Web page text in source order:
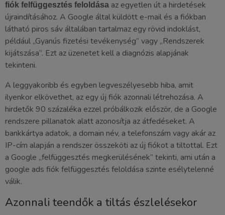
fiók felfüggesztés feloldása az egyetlen út a hirdetések
újraindításához. A Google által küldött e-mail és a fiókban
látható piros sáv általában tartalmaz egy rövid indoklást,
például „Gyanús fizetési tevékenység” vagy „Rendszerek
kijátszása”. Ezt az üzenetet kell a diagnózis alapjának
tekinteni.
A leggyakoribb és egyben legveszélyesebb hiba, amit
ilyenkor elkövethet, az egy új fiók azonnali létrehozása. A
hirdetők 90 százaléka ezzel próbálkozik először, de a Google
rendszere pillanatok alatt azonosítja az átfedéseket. A
bankkártya adatok, a domain név, a telefonszám vagy akár az
IP-cím alapján a rendszer összeköti az új fiókot a tiltottal. Ezt
a Google „felfüggesztés megkerülésének” tekinti, ami után a
google ads fiók felfüggesztés feloldása szinte esélytelenné
válik.
Azonnali teendők a tiltás észlelésekor